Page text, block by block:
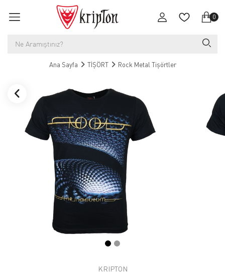
0
Ana Sayfa TİŞÖRT Rock Metal Tişörtler
KRIPTON